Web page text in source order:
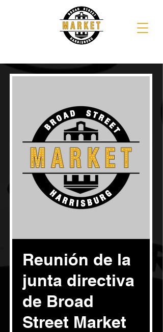
Reunión de la
junta directiva
de Broad
Street Market